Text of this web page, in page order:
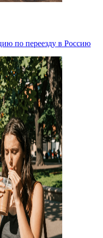
по переезду в Россию